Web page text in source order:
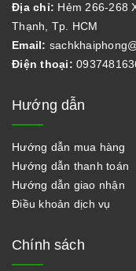
Địa chỉ: Hẻm 266-268
Thạnh, Tp. HCM
Email:
Điện thoại:
Hướng dẫn
Hướng dẫn mua hàng
Hướng dẫn thanh toán
Hướng dẫn giao nhận
Điều khoản dịch vụ
Chính sách